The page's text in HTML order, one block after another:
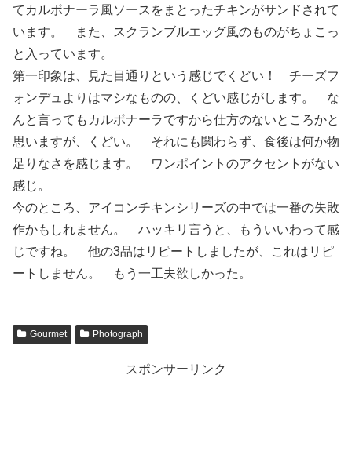
てカルボナーラ風ソースをまとったチキンがサンドされて
います。 また、スクランブルエッグ風のものがちょこっ
と入っています。
第一印象は、見た目通りという感じでくどい！ チーズフ
ォンデュよりはマシなものの、くどい感じがします。 な
んと言ってもカルボナーラですから仕方のないところかと
思いますが、くどい。 それにも関わらず、食後は何か物
足りなさを感じます。 ワンポイントのアクセントがない
感じ。
今のところ、アイコンチキンシリーズの中では一番の失敗
作かもしれません。 ハッキリ言うと、もういいわって感
じですね。 他の3品はリピートしましたが、これはリピ
ートしません。 もう一工夫欲しかった。
Gourmet Photograph
スポンサーリンク